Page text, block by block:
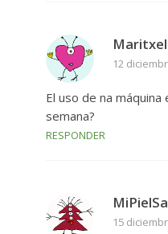
12
El uso de na
semana?
RESPONDER
15